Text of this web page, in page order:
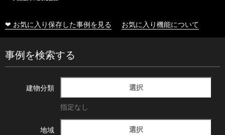
❤ お気に入り保存した事例を見る お気に入り機能について
事例を検索する
建物分類 選択
指定なし
地域 選択